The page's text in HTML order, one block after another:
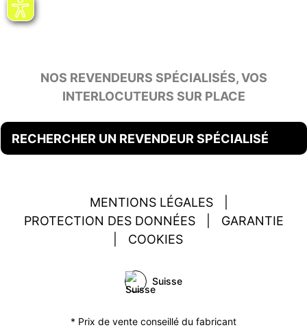
NOS REVENDEURS SPÉCIALISÉS, VOS
INTERLOCUTEURS SUR PLACE
RECHERCHER UN REVENDEUR SPÉCIALISÉ
MENTIONS LÉGALES
PROTECTION DES DONNÉES
GARANTIE
COOKIES
Suisse
* Prix de vente conseillé du fabricant